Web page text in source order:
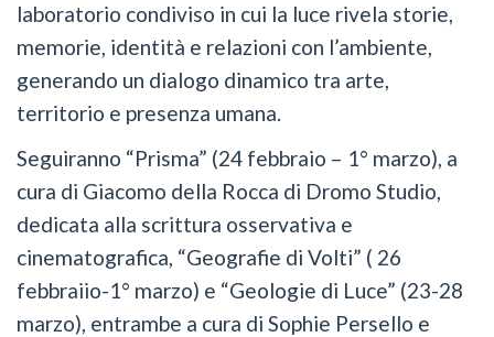
laboratorio condiviso in cui la luce rivela storie,
memorie, identità e relazioni con l’ambiente,
generando un dialogo dinamico tra arte,
territorio e presenza umana.
Seguiranno “Prisma” (24 febbraio – 1° marzo), a
cura di Giacomo della Rocca di Dromo Studio,
dedicata alla scrittura osservativa e
cinematografica, “Geografie di Volti” ( 26
febbraiio-1° marzo) e “Geologie di Luce” (23-28
marzo), entrambe a cura di Sophie Persello e